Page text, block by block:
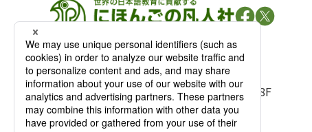
凡人社の出版情報
〒102-0093 東京都千代田区平河町 1-3-13 8F
TEL：03-3263-3959／FAX：03-3263-3116